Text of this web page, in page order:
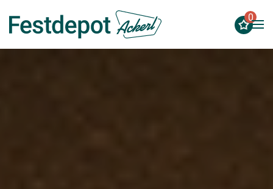
Zum Hauptinhalt springen
0